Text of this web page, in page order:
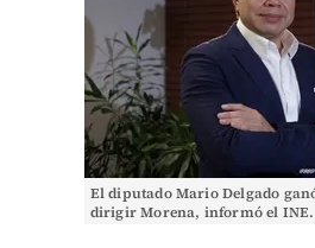
El diputado Mario Delgado
dirigir Morena, informó el